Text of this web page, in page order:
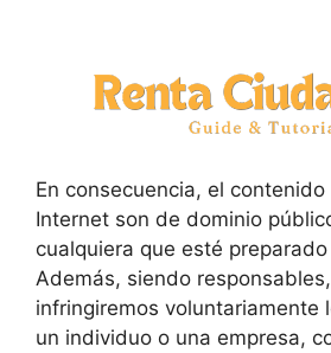
En consecuencia, el
Internet son de dominio
cualquiera que esté
Además, siendo
infringiremos voluntariamente
un individuo o una empresa,